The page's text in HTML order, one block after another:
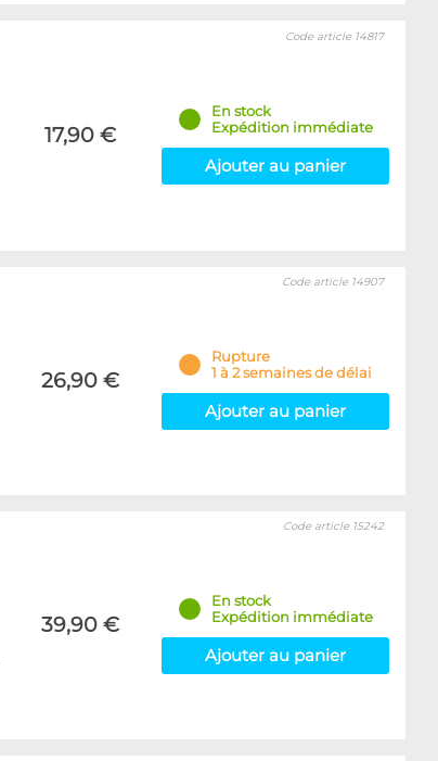
17,90 €
Code article 14817
En stock
Expédition immédiate
Ajouter au panier
26,90 €
Code article 14907
Rupture
1 à 2 semaines de délai
Ajouter au panier
39,90 €
Code article 15242
En stock
Expédition immédiate
Ajouter au panier